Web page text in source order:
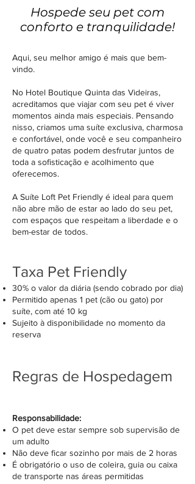
Hospede seu pet com
conforto e tranquilidade!
Aqui, seu melhor amigo é mais que bem-
vindo.
No Hotel Boutique Quinta das Videiras,
acreditamos que viajar com seu pet é viver
momentos ainda mais especiais. Pensando
nisso, criamos uma suíte exclusiva, charmosa
e confortável, onde você e seu companheiro
de quatro patas podem desfrutar juntos de
toda a sofisticação e acolhimento que
oferecemos.
A Suíte Loft Pet Friendly é ideal para quem
não abre mão de estar ao lado do seu pet,
com espaços que respeitam a liberdade e o
bem-estar de todos.
Taxa Pet Friendly
30% o valor da diária (sendo cobrado por dia)
Permitido apenas 1 pet (cão ou gato) por
suíte, com até 10 kg
Sujeito à disponibilidade no momento da
reserva
Regras de Hospedagem
Responsabilidade:
O pet deve estar sempre sob supervisão de
um adulto
Não deve ficar sozinho por mais de 2 horas
É obrigatório o uso de coleira, guia ou caixa
de transporte nas áreas permitidas